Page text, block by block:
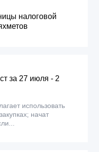
налоговой
за 27 июля - 2
использовать
начат